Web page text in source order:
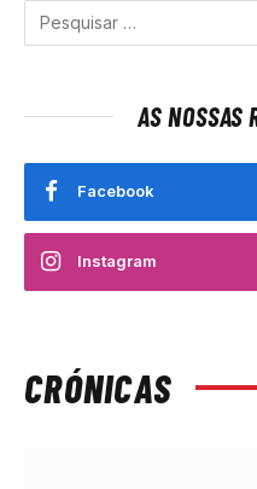
AS NOSSAS
Facebook
Instagram
CRÓNICAS